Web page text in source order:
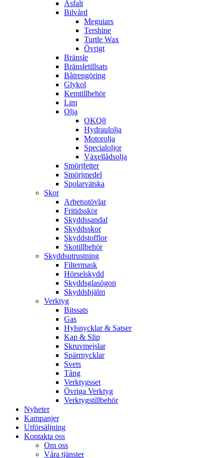
Asfalt
Bilvård
Meguiars
Tershine
Turtle Wax
Övrigt
Bränsle
Bränsletillsats
Båtrengöring
Glykol
Kemtillbehör
Lim
Olja
OKQ8
Hydraulolja
Motorolja
Specialoljor
Växellådsolja
Smörjfetter
Smörjmedel
Spolarvätska
Skor
Arbetsstövlar
Fritidsskor
Skyddssandal
Skyddsskor
Skyddstofflor
Skotillbehör
Skyddsutrustning
Filtermask
Hörselskydd
Skyddsglasögon
Skyddshjälm
Verktyg
Bitssats
Gas
Hylsnycklar & Satser
Kap & Slip
Skruvmejslar
Spärrnycklar
Svets
Tång
Verktygsset
Övriga Verktyg
Verktygstillbehör
Nyheter
Kampanjer
Utförsäljning
Kontakta oss
Om oss
Våra tjänster